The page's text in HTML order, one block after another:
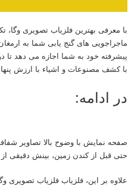
با معرفی بهترین فلزیاب تصویری وگا،
ماجراجویی های گنج یابی شما به
پیشرفته خود به شما اجازه می دهد تا
با کشف مصنوعات و اشیاء با ارزش
در ادامه:
صفحه نمایش با وضوح بالا تصاویر
حتی قبل از کندن زمین، بینش دقیقی از
علاوه بر این، فلزیاب فلزیاب